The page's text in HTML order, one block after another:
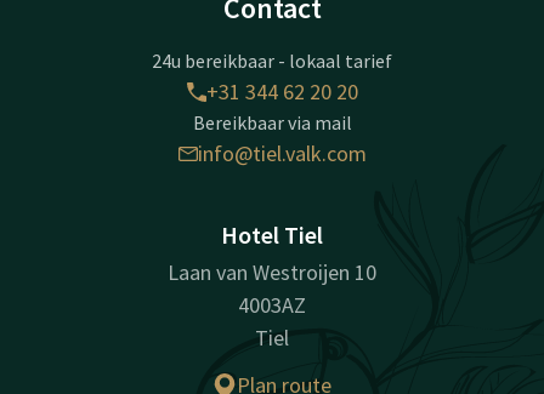
Contact
24u bereikbaar - lokaal tarief
+31 344 62 20 20
Bereikbaar via mail
info@tiel.valk.com
Hotel Tiel
Laan van Westroijen 10
4003AZ
Tiel
Plan route